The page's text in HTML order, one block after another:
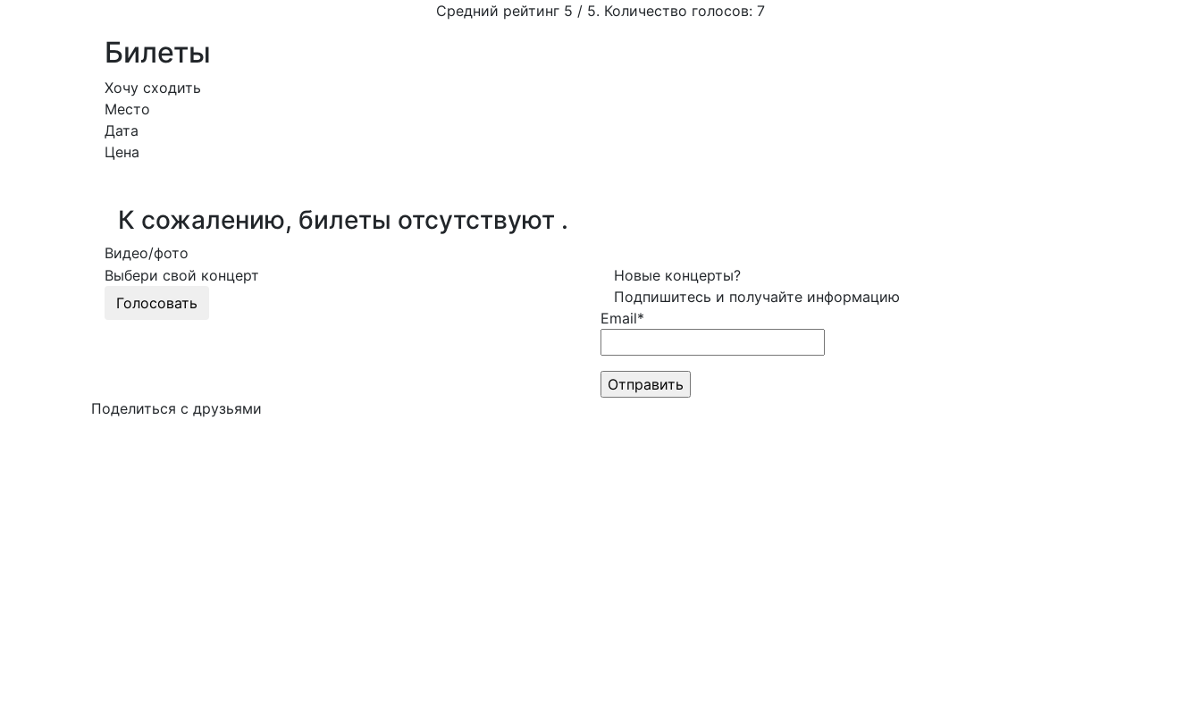
Средний рейтинг 5 / 5. Количество голосов: 7
Билеты
Хочу сходить
Место
Дата
Цена
К сожалению, билеты отсутствуют .
Видео/фото
Выбери свой концерт
Голосовать
Новые концерты?
Подпишитесь и получайте информацию
Email*
Поделиться с друзьями